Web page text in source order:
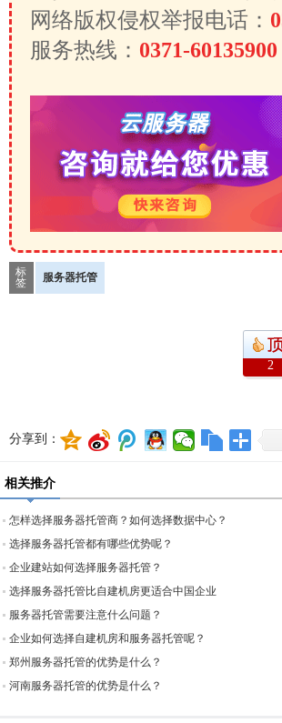
网络版权侵权举报电话：
服务热线： 0371-60135900
标
签
服务器托管
2
分享到：
相关推介
怎样选择服务器托管商？如何选择数据中心？
选择服务器托管都有哪些优势呢？
企业建站如何选择服务器托管？
选择服务器托管比自建机房更适合中国企业
服务器托管需要注意什么问题？
企业如何选择自建机房和服务器托管呢？
郑州服务器托管的优势是什么？
河南服务器托管的优势是什么？